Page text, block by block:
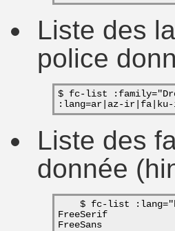
Liste des
police
$ fc-list
:lang=ar|az-
Liste des
donnée
$ fc-list
FreeSerif
FreeSans